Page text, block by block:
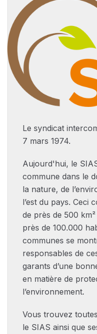
Le syndicat
7 mars 1974.
Aujourd'hui, le
commune dans le
la nature, de
l’est du pays. Ceci
de près de 500
près de 100.000
communes se
responsables de
garants d’une
en matière de
l’environnement.
Vous trouvez
le SIAS ainsi que